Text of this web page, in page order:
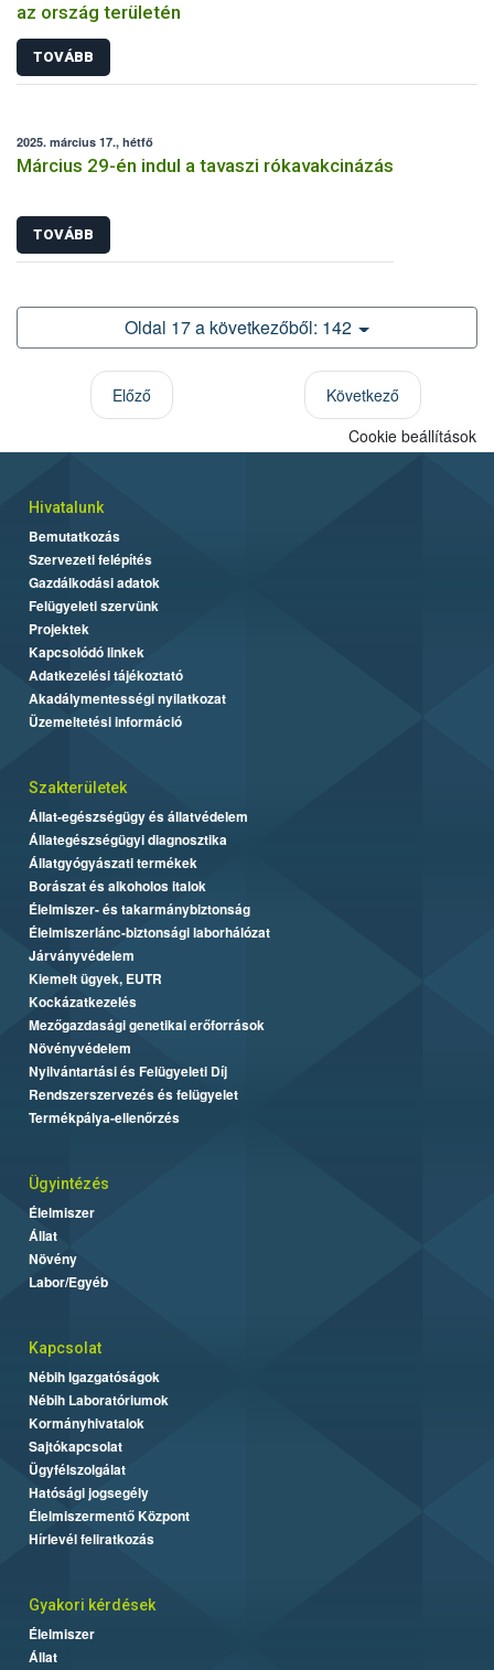
az ország területén
TOVÁBB
2025. március 17., hétfő
Március 29-én indul a tavaszi rókavakcinázás
TOVÁBB
Oldal 17 a következőből: 142
Előző
Következő
Cookie beállítások
Hivatalunk
Bemutatkozás
Szervezeti felépítés
Gazdálkodási adatok
Felügyeleti szervünk
Projektek
Kapcsolódó linkek
Adatkezelési tájékoztató
Akadálymentességi nyilatkozat
Üzemeltetési információ
Szakterületek
Állat-egészségügy és állatvédelem
Állategészségügyi diagnosztika
Állatgyógyászati termékek
Borászat és alkoholos italok
Élelmiszer- és takarmánybiztonság
Élelmiszerlánc-biztonsági laborhálózat
Járványvédelem
Kiemelt ügyek, EUTR
Kockázatkezelés
Mezőgazdasági genetikai erőforrások
Növényvédelem
Nyilvántartási és Felügyeleti Díj
Rendszerszervezés és felügyelet
Termékpálya-ellenőrzés
Ügyintézés
Élelmiszer
Állat
Növény
Labor/Egyéb
Kapcsolat
Nébih Igazgatóságok
Nébih Laboratóriumok
Kormányhivatalok
Sajtókapcsolat
Ügyfélszolgálat
Hatósági jogsegély
Élelmiszermentő Központ
Hírlevél feliratkozás
Gyakori kérdések
Élelmiszer
Állat